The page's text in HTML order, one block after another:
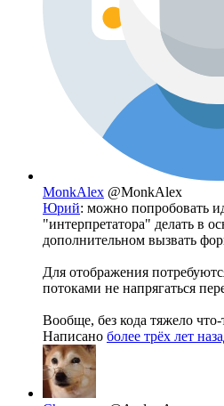
MonkAlex @MonkAlex
Юрий: можно попробовать
"интерпретатора" делать в
дополнительном вызвать
Для отображения
потоками не напрягаться
Вообще, без кода тяжело что-
Написано более трёх лет